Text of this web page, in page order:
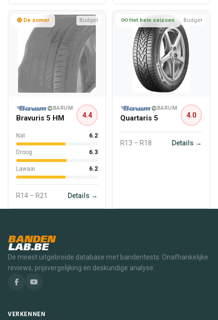
De zomer Budget
BARUM
Bravuris 5 HM 4.4
Nat 6.2
Droog 6.3
Lawaai 6.2
R14 – R21 Details →
Het hele seizoen Budget
BARUM
Quartaris 5 4.0
R13 – R18 Details →
BANDEN
LAB.BE
De meest uitgebreide database met bandentests. Onafhankelijke
reviews, prijsvergelijking en deskundige analyse.
VERKENNEN